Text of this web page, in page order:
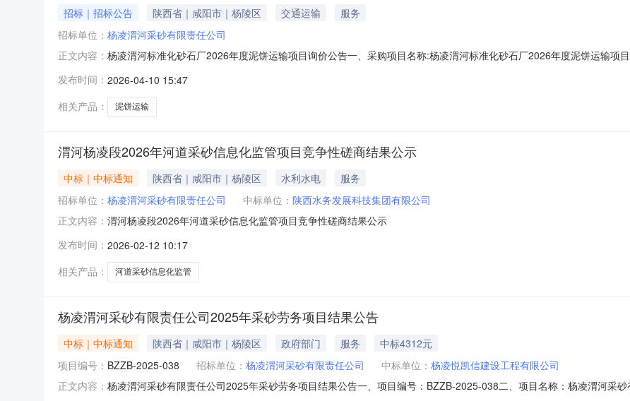
招标｜招标公告 陕西省｜咸阳市｜杨陵区 交通运输
服务
招标单位： 杨凌渭河采砂有限责任公司
正文内容： 杨凌渭河标准化砂石厂2026年度泥饼运输项目询价公告一、采购项目名称:杨凌渭河标准化砂石厂2026年度泥饼运输项
项，由中标人承担全部责任。（二）预计运量：年运量约1500车，具体以实际运量为准。五、合作期限：合作期限1年
所需的相关费用），年拉运费用约4
发布时间： 2026-04-10 15:47
相关产品：
泥饼运输
渭河杨凌段2026年河道采砂信息化监管项目竞争性磋商结果公示
中标｜中标通知 陕西省｜咸阳市｜杨陵区 水利水电
服务
招标单位： 杨凌渭河采砂有限责任公司 中标单位： 陕西水务发展科技集团有限公司
正文内容： 渭河杨凌段2026年河道采砂信息化监管项目竞争性磋商结果公示
发布时间： 2026-02-12 10:17
相关产品：
河道采砂信息化监管
杨凌渭河采砂有限责任公司2025年采砂劳务项目结果公告
中标｜中标通知 陕西省｜咸阳市｜杨陵区 政府部门 服务
中标4312元
项目编号： BZZB-2025-038 招标单位： 杨凌渭河采砂有限责任公司 中标单位： 杨凌悦凯信建设工程有限公司
正文内容： 杨凌渭河采砂有限责任公司2025年采砂劳务项目结果公告一、项目编号：BZZB-2025-038二、项目名称：杨凌渭河采